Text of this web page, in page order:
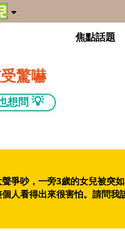
焦點話題
驚嚇
想問 💡
爭吵，一旁3歲的女兒被突
人看得出來很害怕。請問我